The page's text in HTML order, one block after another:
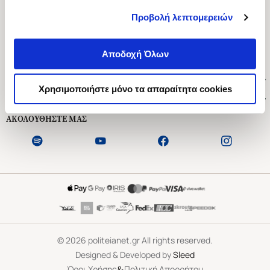
Προβολή λεπτομερειών
Αποδοχή Όλων
Χρησιμοποιήστε μόνο τα απαραίτητα cookies
Ασκληπιού 1-3, Αθήνα 106 79
Δευτέρα - Παρασκευή 09:00-21:00
Εξυπηρέτηση Πελατών
ΑΚΟΛΟΥΘΗΣΤΕ ΜΑΣ
©2026 politeianet.gr All rights reserved.
Designed & Developed bySleed